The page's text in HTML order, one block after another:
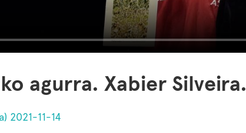
agurra. Xabier Silveira.
2021-11-14